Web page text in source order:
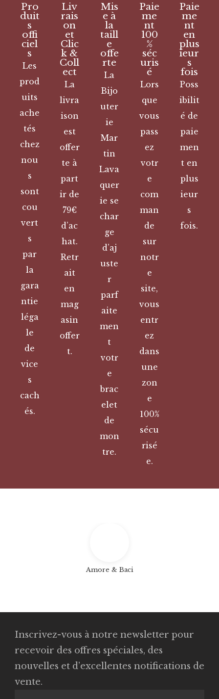
Pro
duit
s
offi
ciel
s
Les
prod
uits
ache
tés
chez
nou
s
sont
cou
vert
s
par
la
gara
ntie
léga
le
de
vice
s
cach
és.
Liv
rais
on
et
Clic
k &
Coll
ect
La
livra
ison
est
offer
te à
part
ir de
79€
d’ac
hat.
Retr
ait
en
mag
asin
offer
t.
Mis
e à
la
taill
e
offe
rte
La
Bijo
uter
ie
Mar
tin
Lava
quer
ie se
char
ge
d’aj
uste
r
parf
aite
men
t
votr
e
brac
elet
de
mon
tre.
Paie
me
nt
100
%
séc
uris
é
Lors
que
vous
pass
ez
votr
e
com
man
de
sur
notr
e
site,
vous
entr
ez
dans
une
zon
e
100%
sécu
risé
e.
Paie
me
nt
en
plus
ieur
s
fois
Poss
ibilit
é de
paie
men
t en
plus
ieur
s
fois.
Amore & Baci
Inscrivez-vous à notre newsletter pour
recevoir des offres spéciales, des
nouvelles et d’excellentes notifications de
vente.